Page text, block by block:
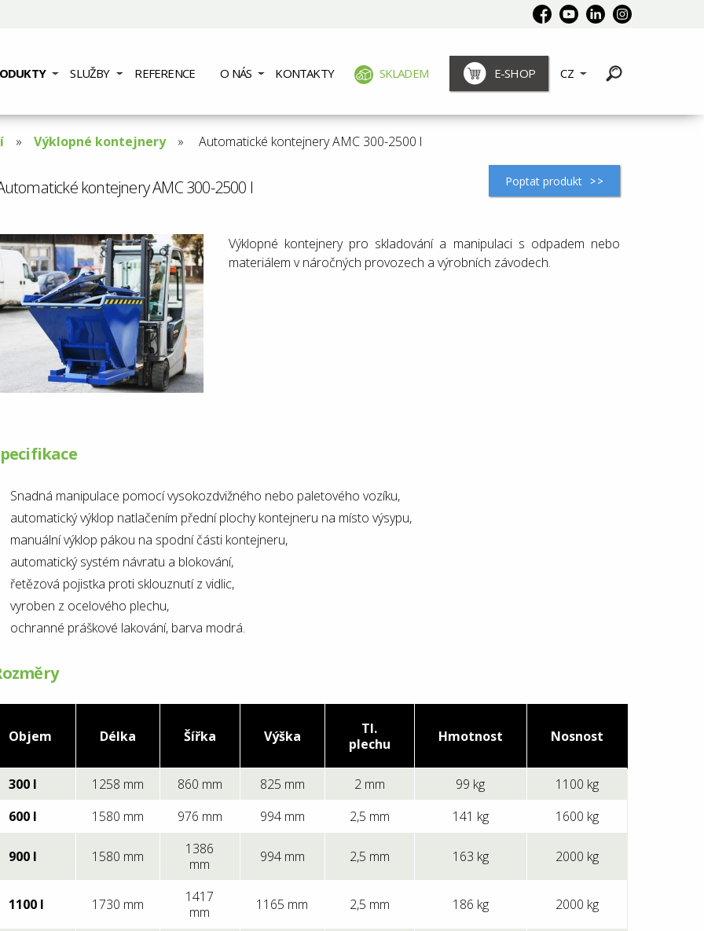
SLUŽBY REFERENCE O NÁS KONTAKTY SKLADEM E-SHOP CZ
Výklopné kontejnery
Aktuální
Automatické kontejnery AMC 300-2500 l
kontejnery AMC 300-2500 l Poptat produkt
Výklopné kontejnery pro skladování a manipulaci s odpadem nebo
materiálem v náročných provozech a výrobních závodech.
Snadná manipulace pomocí vysokozdvižného nebo paletového vozíku,
automatický výklop natlačením přední plochy kontejneru na místo výsypu,
manuální výklop pákou na spodní části kontejneru,
automatický systém návratu a blokování,
řetězová pojistka proti sklouznutí z vidlic,
vyroben z ocelového plechu,
ochranné práškové lakování, barva modrá.
Objem Délka Šířka Výška
Tl.
plechu
Hmotnost Nosnost
300 l 1258 mm 860 mm 825 mm 2 mm 99 kg
1100 kg
600 l
1580 mm 976 mm 994 mm 2,5 mm 141 kg 1600 kg
900 l 1580 mm
1386
mm
994 mm 2,5 mm 163 kg 2000 kg
1100 l 1730 mm
1417
mm
1165 mm 2,5 mm 186 kg 2000 kg